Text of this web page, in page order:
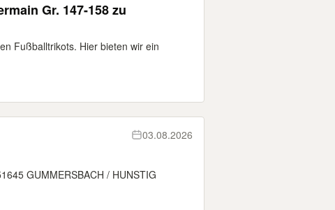
Fußballtrikots. Hier bieten wir ein
03.08.2026
GUMMERSBACH / HUNSTIG